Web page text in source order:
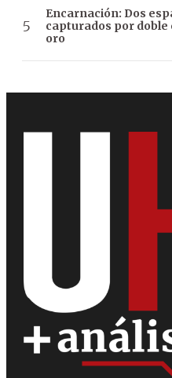
Encarnación: Dos
capturados por
oro